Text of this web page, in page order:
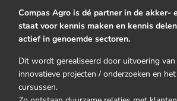
Compas Agro is dé partner in de akker-
staat voor kennis maken en kennis
actief in genoemde sectoren.
Dit wordt gerealiseerd door uitvoering
innovatieve projecten / onderzoeken en
cursussen.